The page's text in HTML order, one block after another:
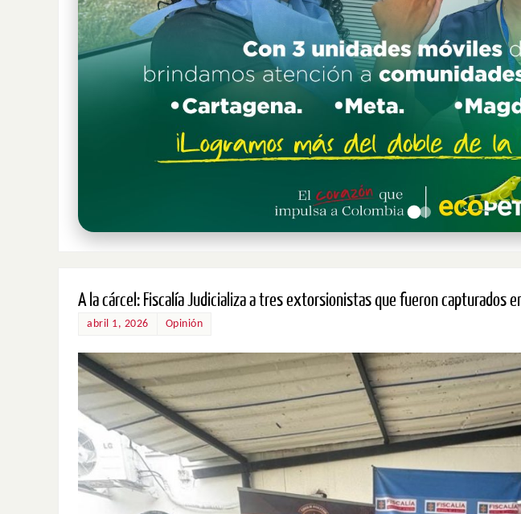
A la cárcel: Fiscalía Judicializa a tres extorsionistas que fueron capturados
abril 1, 2026 Opinión